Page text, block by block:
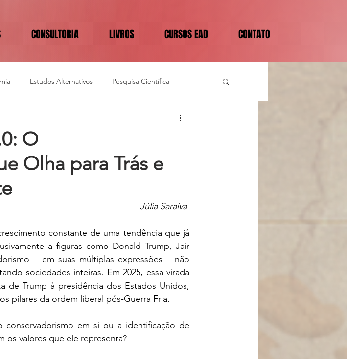
CONSULTORIA LIVROS CURSOS EAD CONTATO
Estudos Alternativos Pesquisa Científica
O
Olha para Trás e
Júlia Saraiva
constante de uma tendência que já
a figuras como Donald Trump, Jair
– em suas múltiplas expressões – não
sociedades inteiras. Em 2025, essa virada
de Trump à presidência dos Estados Unidos,
pilares da ordem liberal pós-Guerra Fria.
em si ou a identificação de
os valores que ele representa?